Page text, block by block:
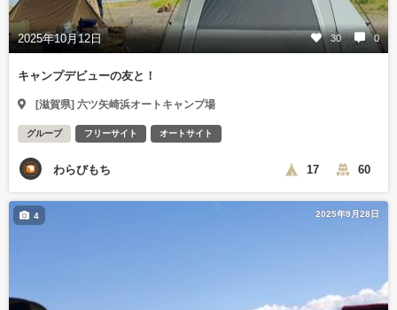
2025年10月12日 30 0
キャンプデビューの友と！
[滋賀県] 六ツ矢崎浜オートキャンプ場
グループ フリーサイト オートサイト
わらびもち 17 60
2025年9月28日
4